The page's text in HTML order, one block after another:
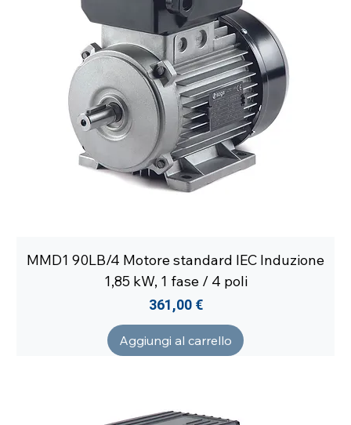
MMD1 90LB/4 Motore standard IEC Induzione
1,85 kW, 1 fase / 4 poli
Prezzo
361,00 €
Aggiungi al carrello